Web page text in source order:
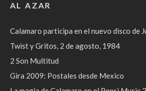
AL AZAR
Calamaro participa en el nuevo disco de
Twist y Gritos, 2 de agosto, 1984
2 Son Multitud
Gira 2009: Postales desde Mexico